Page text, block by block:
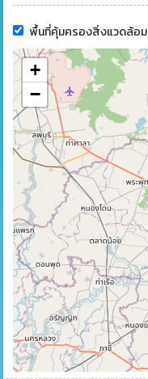
พื้นที่คุ้มครองสิ่งแวดล้อม
+
−